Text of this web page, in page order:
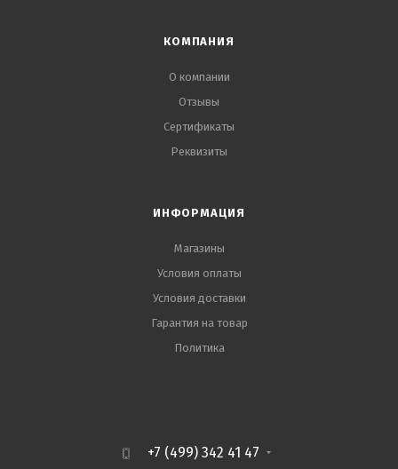
КОМПАНИЯ
О компании
Отзывы
Сертификаты
Реквизиты
ИНФОРМАЦИЯ
Магазины
Условия оплаты
Условия доставки
Гарантия на товар
Политика
+7 (499) 342 41 47